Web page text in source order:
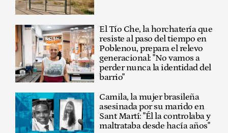
El Tío Che, la horchatería que
resiste al paso del tiempo en
Poblenou, prepara el relevo
generacional: "No vamos a
perder nunca la identidad del
barrio"
Camila, la mujer brasileña
asesinada por su marido en
Sant Martí: "Él la controlaba y
maltrataba desde hacía años"